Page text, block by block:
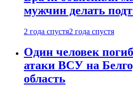
мужчин делать
2 года спустя2 года спустя
Один человек погиб
атаки ВСУ на
область